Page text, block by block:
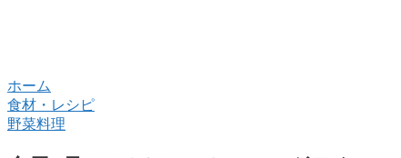
ホーム
食材・レシピ
野菜料理